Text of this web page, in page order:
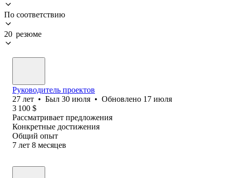
По соответствию
20 резюме
Руководитель проектов
27 лет • Был 30 июля • Обновлено 17 июля
3 100 $
Рассматривает предложения
Конкретные достижения
Общий опыт
7 лет 8 месяцев